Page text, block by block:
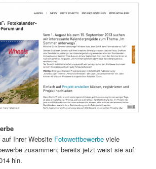
Ihrer Website Fotowettbewerbe viele
zusammen; bereits jetzt weist sie auf
hin.